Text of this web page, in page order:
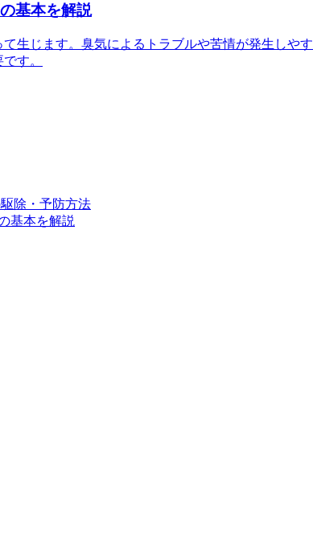
基本を解説
生じます。臭気によるトラブルや苦情が発生しや
す。
除・予防方法
基本を解説